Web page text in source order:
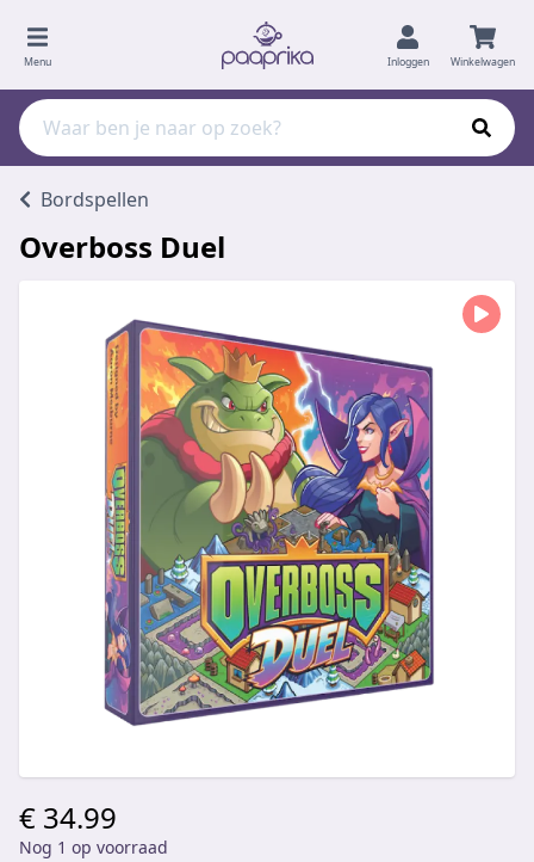
Menu Inloggen Winkelwagen
Bordspellen
Overboss Duel
€ 34.99
Nog 1 op voorraad